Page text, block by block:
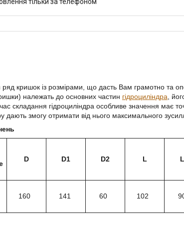
кришок із розмірами, що дасть Вам грамотно та
належать до основних частин гідроциліндра ,
складання гідроциліндра особливе значення має
дають змогу отримати від нього максимального
D D1 D2 L
160 141 60 102